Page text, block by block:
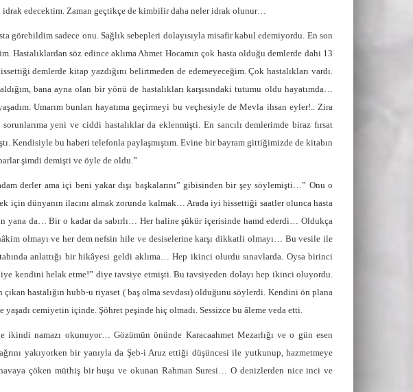
idrak edecektim. Zaman geçtikçe de kimbilir daha neler idrak olunur…
görebildim sadece onu. Sağlık sebepleri dolayısıyla misafir kabul edemiyordu. En son
Hastalıklardan söz edince aklıma Ahmet Hocamın çok hasta olduğu demlerde dahi 13
demlerde kitap yazdığını belirtmeden de edemeyeceğim. Çok hastalıkları vardı.
bana ayna olan bir yönü de hastalıkları karşısındaki tutumu oldu hayatımda…
Umarım bunları hayatıma geçirmeyi bu veçhesiyle de Mevla ihsan eyler!.. Zira
yeni ve ciddi hastalıklar da eklenmişti. En sancılı demlerimde biraz fırsat
Kendisiyle bu haberi telefonla paylaşmıştım. Evine bir bayram gittiğimizde de kitabın
şimdi demişti ve öyle de oldu.”
derler ama içi beni yakar dışı başkalarını” gibisinden bir şey söylemişti…” Onu o
dünyanın ilacını almak zorunda kalmak… Arada iyi hissettiği saatler olunca hasta
da… Bir o kadar da sabırlı… Her haline şükür içerisinde hamd ederdi… Oldukça
olmayı ve her dem nefsin hile ve desiselerine karşı dikkatli olmayı… Bu vesile ile
anlattığı bir hikâyesi geldi aklıma… Hep ikinci olurdu sınavlarda. Oysa birinci
kendini helak etme!” diye tavsiye etmişti. Bu tavsiyeden dolayı hep ikinci oluyordu.
hastalığın hubb-u riyaset ( baş olma sevdası) olduğunu söylerdi. Kendini ön plana
cemiyetin içinde. Şöhret peşinde hiç olmadı. Sessizce bu âleme veda etti.
namazı okunuyor… Gözümün önünde Karacaahmet Mezarlığı ve o gün esen
yakıyorken bir yanıyla da Şeb-i Aruz ettiği düşüncesi ile yutkunup, hazmetmeye
çöken müthiş bir huşu ve okunan Rahman Suresi… O denizlerden nice inci ve